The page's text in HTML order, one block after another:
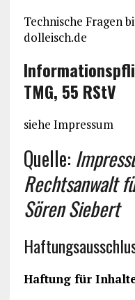
Technische
dolleisch.de
TMG, 55 RStV
siehe Impressum
Quelle:
Rechtsanwalt
Sören Siebert
Haftung für